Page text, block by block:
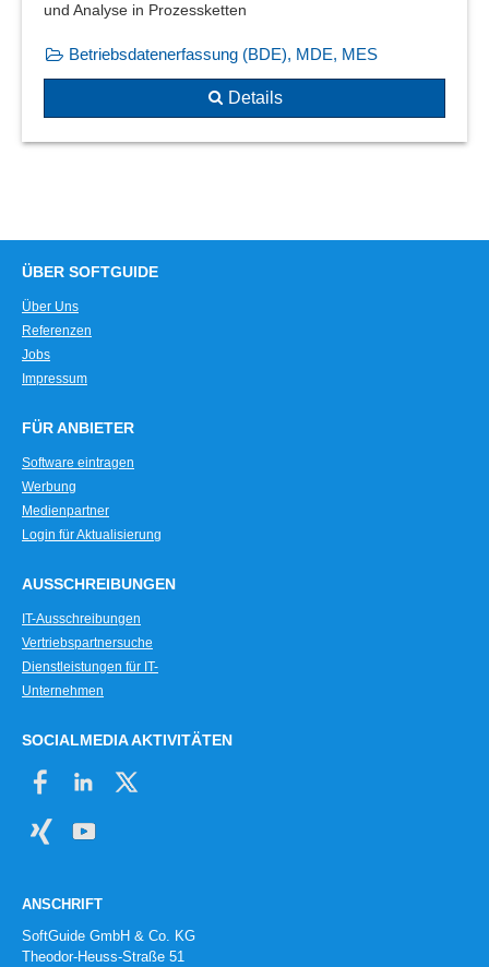
und Analyse in Prozessketten
Betriebsdatenerfassung (BDE), MDE, MES
Details
ÜBER SOFTGUIDE
Über Uns
Referenzen
Jobs
Impressum
FÜR ANBIETER
Software eintragen
Werbung
Medienpartner
Login für Aktualisierung
AUSSCHREIBUNGEN
IT-Ausschreibungen
Vertriebspartnersuche
Dienstleistungen für IT-
Unternehmen
SOCIALMEDIA AKTIVITÄTEN
ANSCHRIFT
SoftGuide GmbH & Co. KG
Theodor-Heuss-Straße 51